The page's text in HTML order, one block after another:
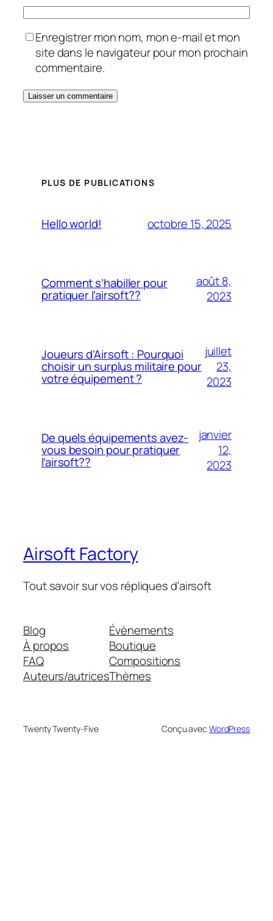
Enregistrer mon nom, mon e-mail et mon
site dans le navigateur pour mon prochain
commentaire.
PLUS DE PUBLICATIONS
Hello world! octobre 15, 2025
Comment s’habiller pour
pratiquer l’airsoft??
août 8,
2023
Joueurs d’Airsoft : Pourquoi
choisir un surplus militaire pour
votre équipement ?
juillet
23,
2023
De quels équipements avez-
vous besoin pour pratiquer
l’airsoft??
janvier
12,
2023
Airsoft Factory
Tout savoir sur vos répliques d'airsoft
Blog
À propos
FAQ
Auteurs/autrices
Évènements
Boutique
Compositions
Thèmes
Twenty Twenty-Five Conçu avec WordPress